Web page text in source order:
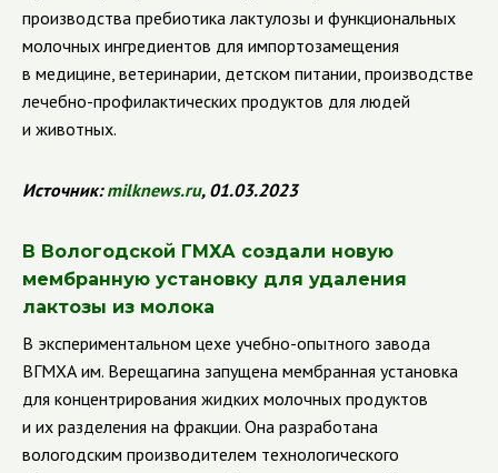
производства пребиотика лактулозы и функциональных
молочных ингредиентов для импортозамещения
в медицине, ветеринарии, детском питании, производстве
лечебно-профилактических продуктов для людей
и животных.
Источник: milknews.ru, 01.03.2023
В Вологодской ГМХА создали новую
мембранную установку для удаления
лактозы из молока
В экспериментальном цехе учебно-опытного завода
ВГМХА им. Верещагина запущена мембранная установка
для концентрирования жидких молочных продуктов
и их разделения на фракции. Она разработана
вологодским производителем технологического